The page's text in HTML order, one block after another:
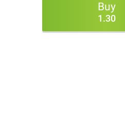
Buy
1.30